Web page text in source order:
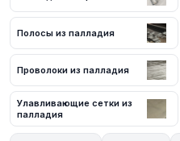
Полосы из палладия
Проволоки из палладия
Улавливающие сетки из
палладия